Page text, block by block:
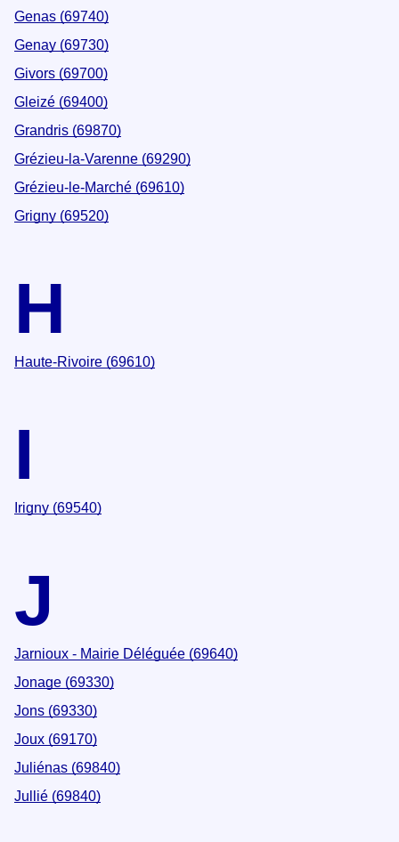
Genas (69740)
Genay (69730)
Givors (69700)
Gleizé (69400)
Grandris (69870)
Grézieu-la-Varenne (69290)
Grézieu-le-Marché (69610)
Grigny (69520)
H
Haute-Rivoire (69610)
I
Irigny (69540)
J
Jarnioux - Mairie Déléguée (69640)
Jonage (69330)
Jons (69330)
Joux (69170)
Juliénas (69840)
Jullié (69840)